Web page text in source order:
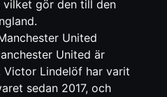
gör den till den
United
United är
Lindelöf har varit
sedan 2017, och